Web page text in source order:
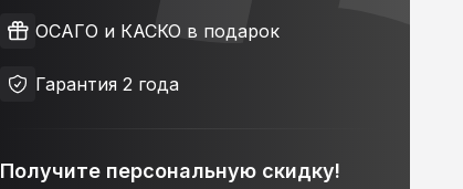
ОСАГО и КАСКО в подарок
Гарантия 2 года
Получите персональную скидку!